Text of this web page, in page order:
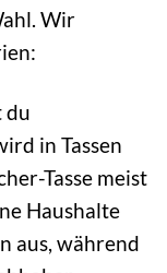
Wir
du
in Tassen
Tasse meist
Haushalte
aus, während